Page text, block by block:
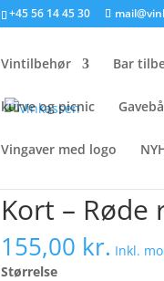
+45 56 14 45 30
Vintilbehør Bar
kurve og picnic
Vingaver med logo
Kort – Røde
155,00 kr. Inkl.
Størrelse